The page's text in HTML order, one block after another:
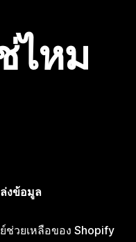
ไหม
งข้อมูล
ช่วยเหลือของ Shopify